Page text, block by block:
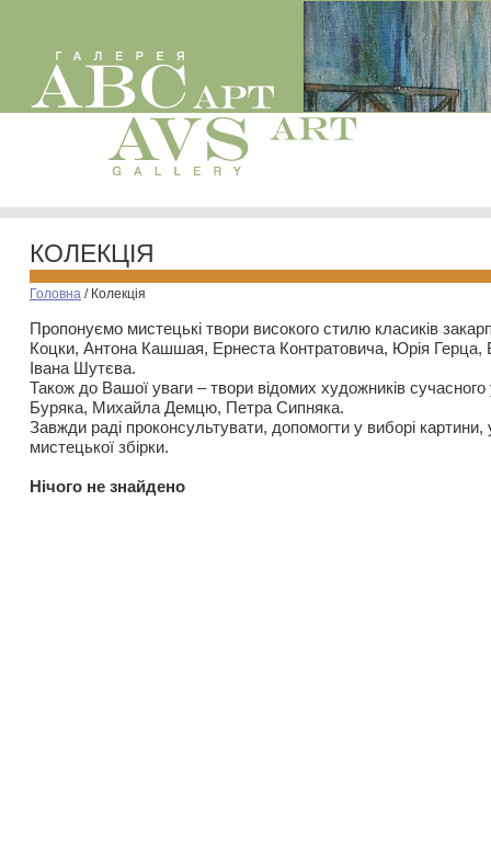
КОЛЕКЦІЯ
Головна / Колекція
Пропонуємо мистецькі твори високого стилю класиків
Коцки, Антона Кашшая, Ернеста Контратовича, Юрія
Івана Шутєва.
Також до Вашої уваги – твори відомих художників
Буряка, Михайла Демцю, Петра Сипняка.
Завжди раді проконсультувати, допомогти у виборі картини,
мистецької збірки.
Нiчого не знайдено